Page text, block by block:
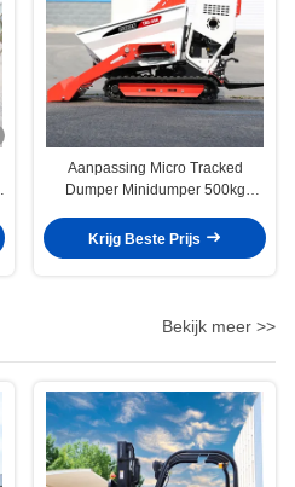
Aanpassing Micro Tracked
Dumper Minidumper 500kg
Krijg Beste Prijs
Bekijk meer >>